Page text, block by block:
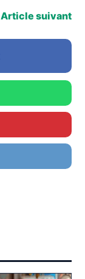
Article suivant